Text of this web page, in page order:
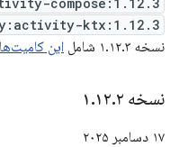
ktx:1.12.3
نسخه ۱.۱۲.۳ شامل
این کامیت‌ها
نسخه ۱ .۱۲.۲
۱۷ دسامبر ۲۰۲۵